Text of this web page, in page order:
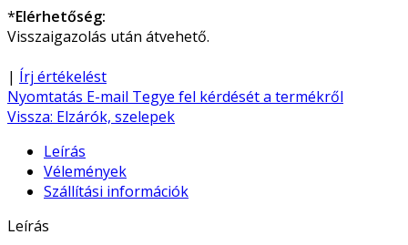
*Elérhetőség:
Visszaigazolás után átvehető.
| Írj értékelést
Nyomtatás E-mail Tegye fel kérdését a termékről
Vissza: Elzárók, szelepek
Leírás
Vélemények
Szállítási információk
Leírás